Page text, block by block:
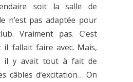
soit la salle de
n’est pas adaptée pour
Vraiment pas. C’est
il fallait faire avec. Mais,
il y avait tout à fait de
câbles d’excitation… On